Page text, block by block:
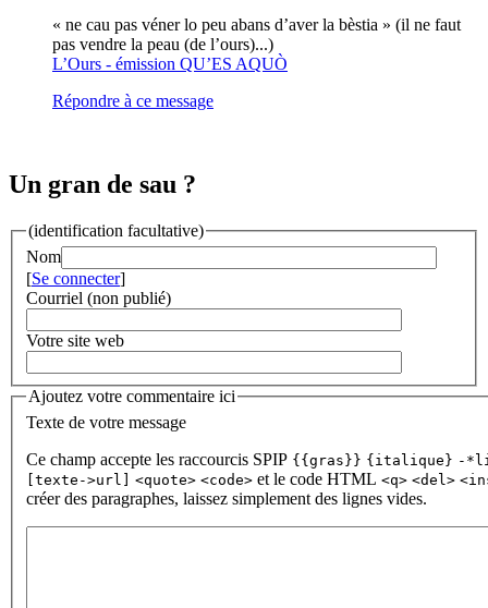
« ne cau pas véner lo peu abans d’aver la bèstia » (il ne faut
pas vendre la peau (de l’ours)...)
L’Ours - émission QU’ES AQUÒ
Répondre à ce message
Un gran de sau ?
(identification facultative)
Nom
[Se connecter]
Courriel (non publié)
Votre site web
Ajoutez votre commentaire ici
Texte de votre message
Ce champ accepte les raccourcis SPIP {{gras}} {italique} -
[texte->url]
<quote> <code> et le code HTML <q> <del>
créer des paragraphes, laissez simplement des lignes vides.